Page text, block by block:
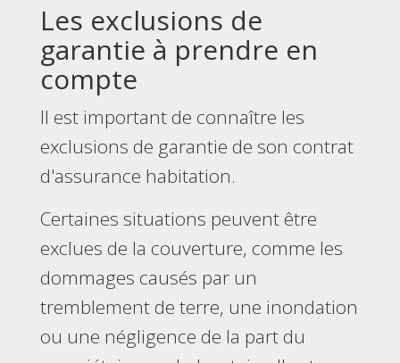
Les exclusions de
garantie à prendre en
compte
Il est important de connaître les
exclusions de garantie de son contrat
d'assurance habitation.
Certaines situations peuvent être
exclues de la couverture, comme les
dommages causés par un
tremblement de terre, une inondation
ou une négligence de la part du